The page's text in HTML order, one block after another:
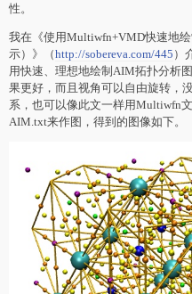
性。
我在《使用Multiwfn+VMD快速地
示）》（http://sobereva.com/445 ）
用快速、理想地绘制AIM拓扑分析
果更好，而且视角可以自由旋转，
系，也可以像此文一样用Multiwfn
AIM.txt来作图，得到的图像如下。